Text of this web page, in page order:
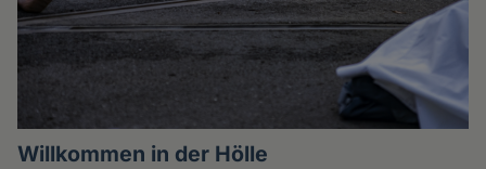
Willkommen in der Hölle